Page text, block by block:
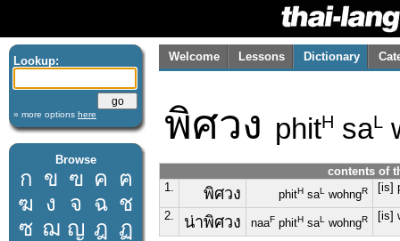
Lookup:
» more options here
Browse
ก ข ฃ ค ฅ
ฆ ง จ ฉ ช
ซ ฌ ญ ฎ ฏ
Welcome Lessons Dictionary
พิศวง phitH saL
contents of
1.
พิศวง phitH saL wohngR [is]
2. น่าพิศวง naaF phitH saL wohngR [is]